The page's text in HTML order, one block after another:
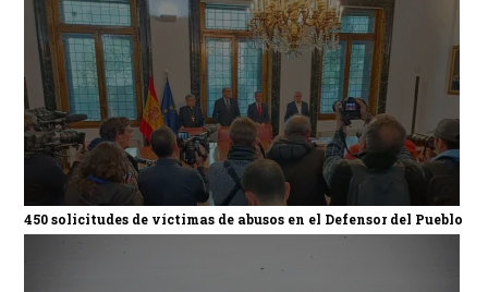
450 solicitudes de víctimas de abusos en el Defensor del Pueblo